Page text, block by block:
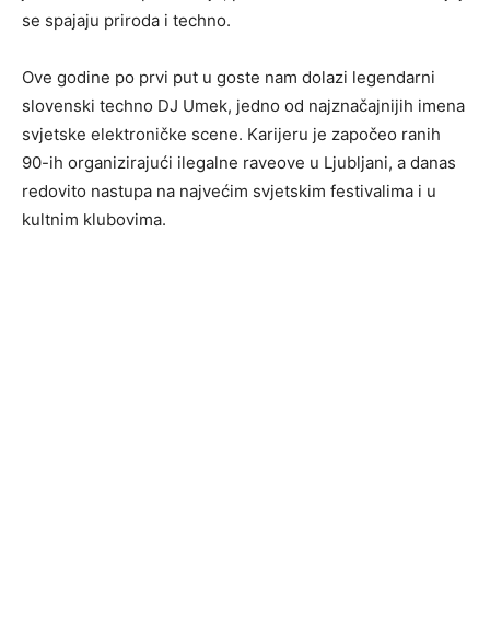
se spajaju priroda i techno.
Ove godine po prvi put u goste nam dolazi legendarni
slovenski techno DJ Umek, jedno od najznačajnijih imena
svjetske elektroničke scene. Karijeru je započeo ranih
90-ih organizirajući ilegalne raveove u Ljubljani, a danas
redovito nastupa na najvećim svjetskim festivalima i u
kultnim klubovima.